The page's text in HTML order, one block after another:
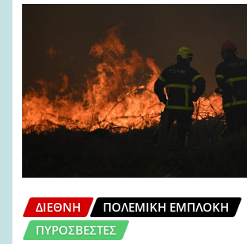
ΔΙΕΘΝΉ
ΠΟΛΕΜΙΚΉ ΕΜΠΛΟΚΉ
ΠΥΡΟΣΒΈΣΤΕΣ